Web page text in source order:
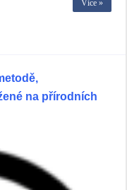
Více »
na přírodních